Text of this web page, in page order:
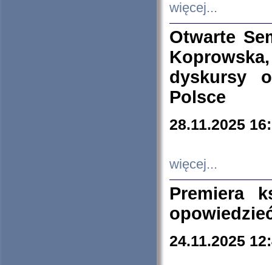
więcej...
Otwarte
dyskursy
Polsce
28.11.2025
więcej...
Premiera
24.11.2025